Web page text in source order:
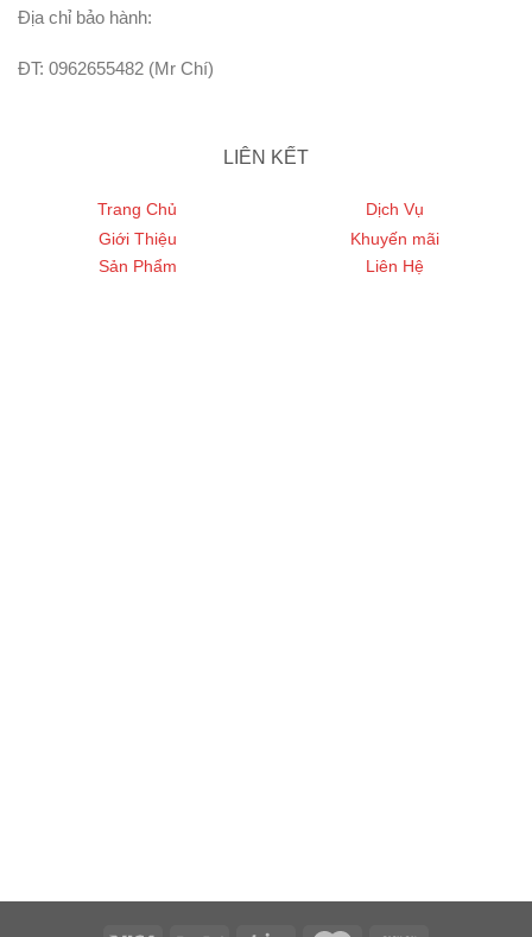
Địa chỉ bảo hành:
ĐT: 0962655482 (Mr Chí)
LIÊN KẾT
Trang Chủ
Giới Thiệu
Sản Phẩm
Dịch Vụ
Khuyến mãi
Liên Hệ